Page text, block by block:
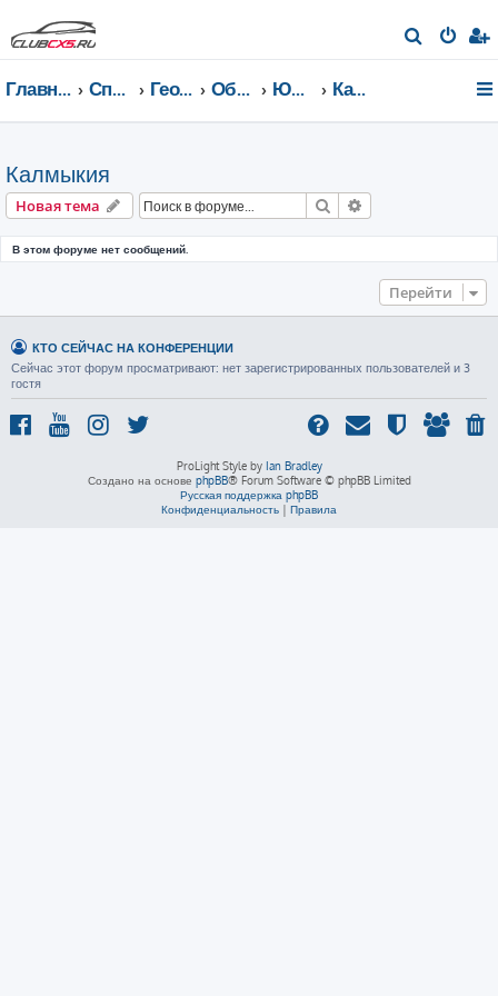
о
Главная страница Список форумов География Клуба CX-5 CLUB Общение по регионам Южный федеральный округ Калмыкия
Калмыкия
Новая тема Поиск
В этом форуме нет сообщений.
Перейти
КТО СЕЙЧАС НА КОНФЕРЕНЦИИ
Сейчас этот форум просматривают: нет зарегистрированных пользователей и 3
гостя
ProLight Style by Ian Bradley
Создано на основе phpBB® Forum Software © phpBB Limited
Русская поддержка phpBB
Конфиденциальность | Правила